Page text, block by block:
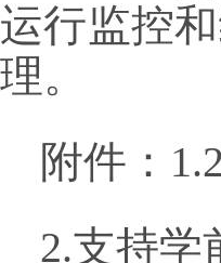
运行监控
理。
附件：
2.支持学